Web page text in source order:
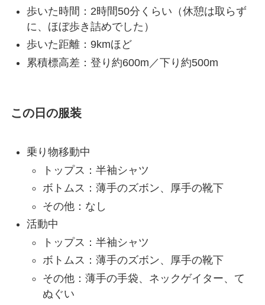
歩いた時間：2時間50分くらい（休憩は取らず
に、ほぼ歩き詰めでした）
歩いた距離：9kmほど
累積標高差：登り約600m／下り約500m
この日の服装
乗り物移動中
トップス：半袖シャツ
ボトムス：薄手のズボン、厚手の靴下
その他：なし
活動中
トップス：半袖シャツ
ボトムス：薄手のズボン、厚手の靴下
その他：薄手の手袋、ネックゲイター、て
ぬぐい